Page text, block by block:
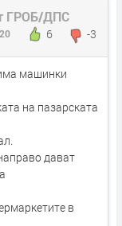
ГРОБ/ДПС
6 -3
машинки
на пазарската
дават
в